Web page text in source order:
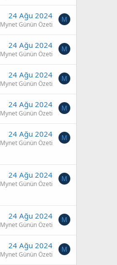
24 Ağu 2024
Mynet Günün Özeti
M
24 Ağu 2024
Mynet Günün Özeti
M
24 Ağu 2024
Mynet Günün Özeti
M
24 Ağu 2024
Mynet Günün Özeti
M
24 Ağu 2024
Mynet Günün Özeti
M
24 Ağu 2024
Mynet Günün Özeti
M
24 Ağu 2024
Mynet Günün Özeti
M
24 Ağu 2024
Mynet Günün Özeti
M